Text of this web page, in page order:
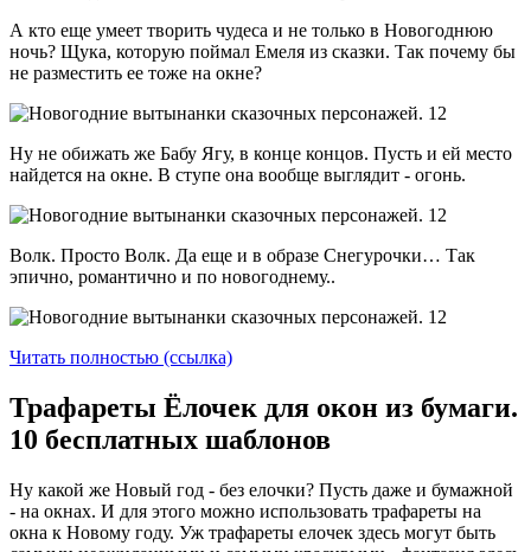
А кто еще умеет творить чудеса и не только в Новогоднюю
ночь? Щука, которую поймал Емеля из сказки. Так почему бы
не разместить ее тоже на окне?
Ну не обижать же Бабу Ягу, в конце концов. Пусть и ей место
найдется на окне. В ступе она вообще выглядит - огонь.
Волк. Просто Волк. Да еще и в образе Снегурочки… Так
эпично, романтично и по новогоднему..
Читать полностью (ссылка)
Трафареты Ёлочек для окон из бумаги.
10 бесплатных шаблонов
Ну какой же Новый год - без елочки? Пусть даже и бумажной
- на окнах. И для этого можно использовать трафареты на
окна к Новому году. Уж трафареты елочек здесь могут быть